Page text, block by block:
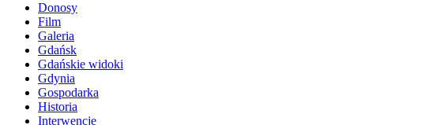
Donosy
Film
Galeria
Gdańsk
Gdańskie widoki
Gdynia
Gospodarka
Historia
Interwencje